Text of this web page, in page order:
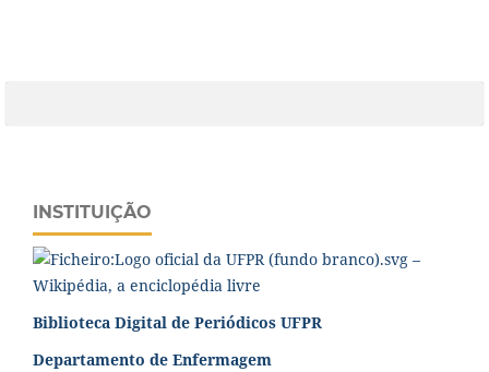
INSTITUIÇÃO
Biblioteca Digital de Periódicos UFPR
Departamento de Enfermagem